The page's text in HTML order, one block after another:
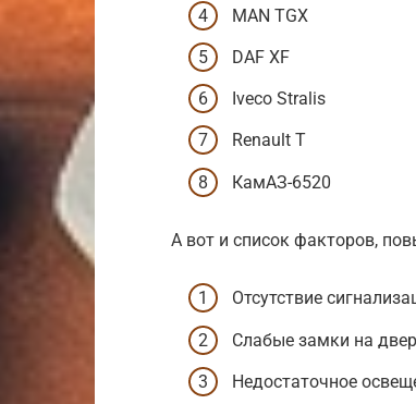
MAN TGX
DAF XF
Iveco Stralis
Renault T
КамАЗ-6520
А вот и список факторов,
Отсутствие
Слабые замки на
Недостаточное